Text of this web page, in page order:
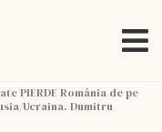
PIERDE România de pe
Ucraina. Dumitru